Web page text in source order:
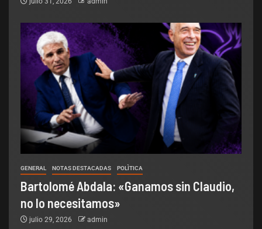
GENERAL NOTAS DESTACADAS POLÌTICA
Bartolomé Abdala: «Ganamos sin Claudio,
no lo necesitamos»
julio 29, 2026 admin